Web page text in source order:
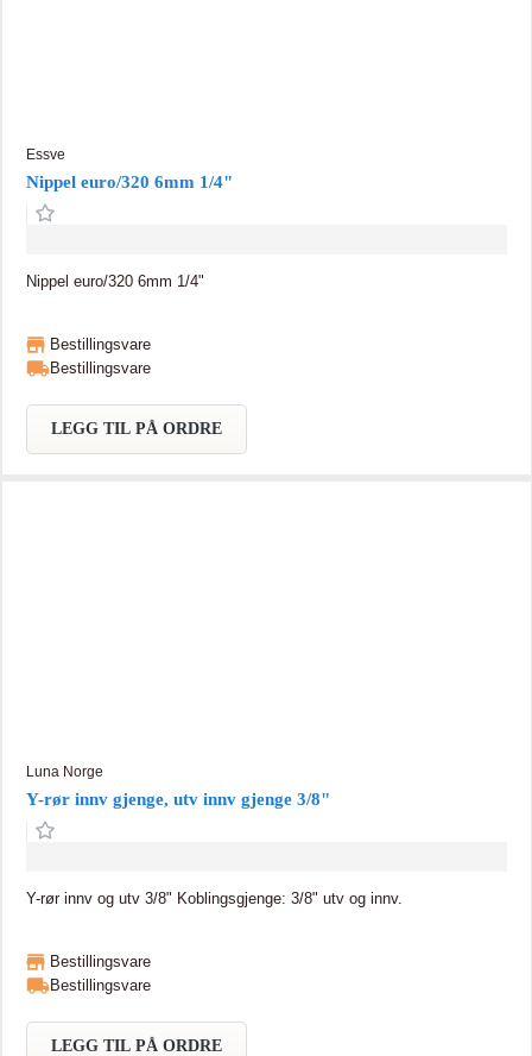
Essve
Nippel euro/320 6mm 1/4"
Nippel euro/320 6mm 1/4"
Bestillingsvare
Bestillingsvare
LEGG TIL PÅ ORDRE
Luna Norge
Y-rør innv gjenge, utv innv gjenge 3/8"
Y-rør innv og utv 3/8" Koblingsgjenge: 3/8" utv og innv.
Bestillingsvare
Bestillingsvare
LEGG TIL PÅ ORDRE